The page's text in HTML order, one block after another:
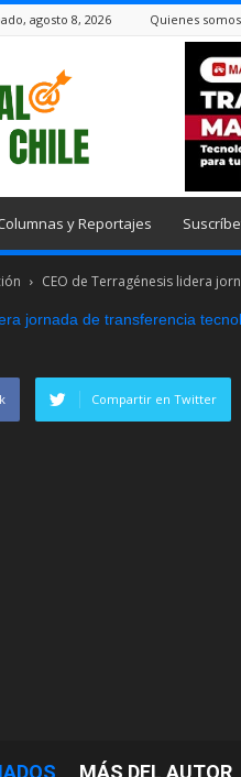
agosto 8, 2026 Quienes somos
y Reportajes
CEO de Terragénesis lidera
Compartir en Twitter
MÁS DEL AUTOR